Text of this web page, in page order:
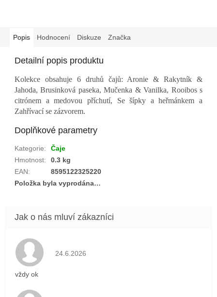
Popis Hodnocení Diskuze Značka
Detailní popis produktu
Kolekce obsahuje 6 druhů čajů: Aronie & Rakytník &
Jahoda, Brusinková paseka, Mučenka & Vanilka, Rooibos s
citrónem a medovou příchutí, Se šípky a heřmánkem a
Zahřívací se zázvorem.
Doplňkové parametry
Kategorie:
Čaje
Hmotnost:
0.3 kg
EAN:
8595122325220
Položka byla vyprodána…
Hodnocení obchodu je 5 z 5 hvězdiček.
24.6.2026
vždy ok